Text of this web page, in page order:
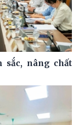
sắc, nâng chất